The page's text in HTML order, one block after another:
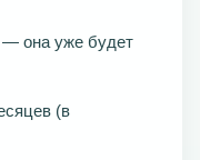
— она уже будет
(в